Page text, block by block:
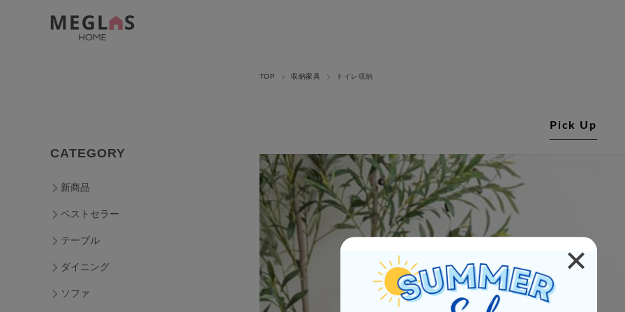
TOP 収納家具 トイレ収納
Pick Up
CATEGORY
新商品
ベストセラー
テーブル
ダイニング
ソファ